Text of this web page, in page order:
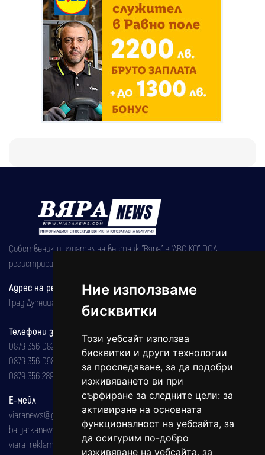
Ние използваме
бисквитки
Този уебсайт използва
бисквитки и други технологии
за проследяване, за да подобри
изживяването ви при
сърфиране за следните цели: за
активиране на основната
функционалност на уебсайта, за
да осигурим по-добро
изживяване на уебсайта, за
Собственик и издател на вестник "Вяра" е "АВС КО" ООД,
регистрирана на 08.05.2002 година.
Адрес на редакцията
Град Дупница, ул.''Христо Ботев" 43
Телефони за реклама и абонаменти
0879 356 082
0879 356 098
0879 356 289
Е-мейл
viaranews@gmail.com
balgarkanews@gmail.com
viara_reklama@mail.bg